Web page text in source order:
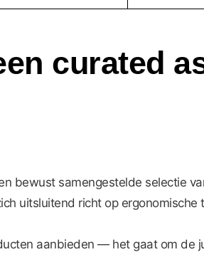
curated
bewust samengestelde selectie
uitsluitend richt op
aanbieden — het gaat om de